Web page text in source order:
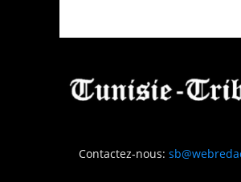
Contactez-nous: